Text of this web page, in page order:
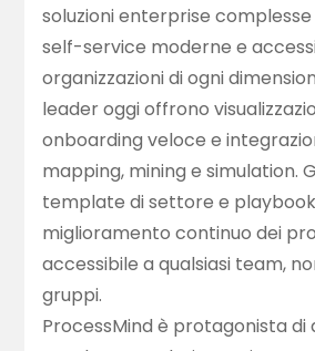
soluzioni enterprise
self-service moderne e
organizzazioni di ogni
leader oggi offrono
onboarding veloce e
mapping, mining e simulation.
template di settore e
miglioramento continuo dei
accessibile a qualsiasi team,
gruppi.
ProcessMind è protagonista di